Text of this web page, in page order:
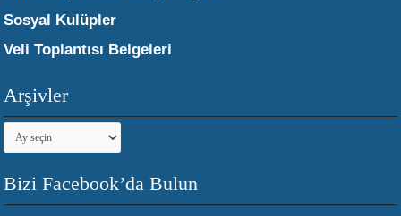
Sosyal Kulüpler
Veli Toplantısı Belgeleri
Arşivler
Arşivler
Bizi Facebook’da Bulun